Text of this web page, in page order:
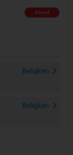
Bloed
Bekijken
Bekijken